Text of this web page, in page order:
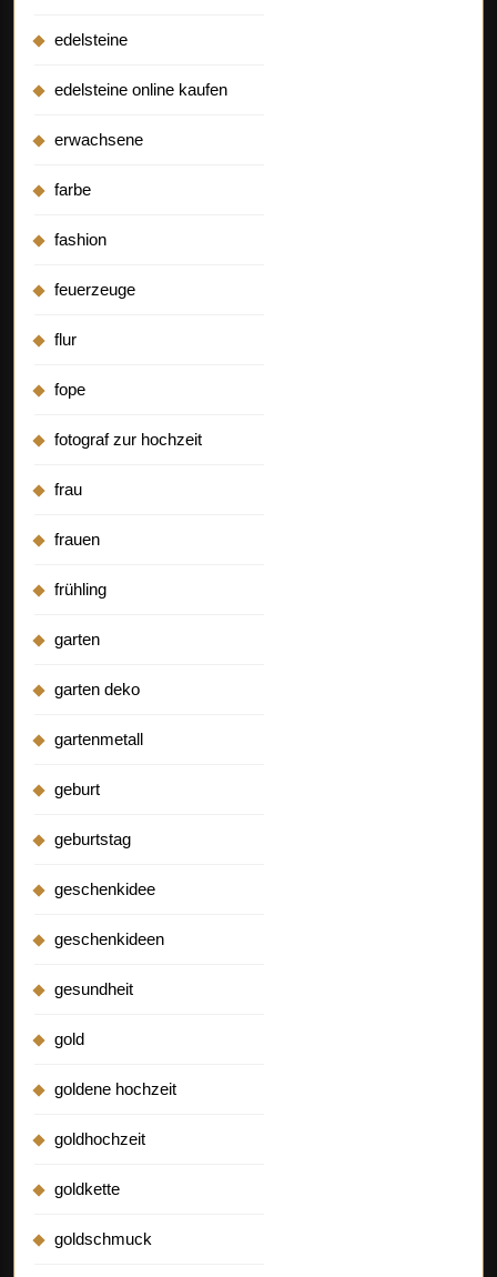
edelsteine
edelsteine online kaufen
erwachsene
farbe
fashion
feuerzeuge
flur
fope
fotograf zur hochzeit
frau
frauen
frühling
garten
garten deko
gartenmetall
geburt
geburtstag
geschenkidee
geschenkideen
gesundheit
gold
goldene hochzeit
goldhochzeit
goldkette
goldschmuck